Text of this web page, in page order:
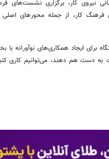
نیروی کار، برگزاری نشست‌های
فرهنگ کار، از جمله محورهای
برای ایجاد همکاری‌های نوآورانه
دست هم دهند، می‌توانیم کاری